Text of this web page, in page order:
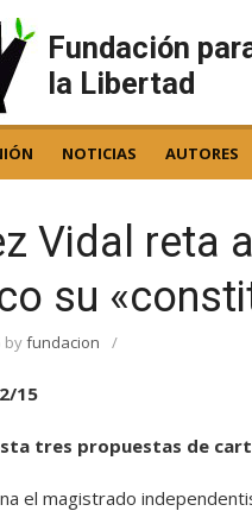
Fundación
la Libertad
NOTICIAS AUTORES
Vidal reta
su
byfundacion /
15
tres propuestas de
el magistrado